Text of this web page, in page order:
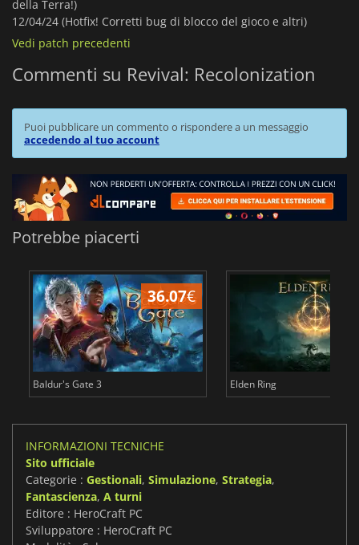
della Terra!)
12/04/24 (Hotfix! Corretti bug di blocco del gioco e altri)
Vedi patch precedenti
Commenti su Revival: Recolonization
Puoi pubblicare un commento o rispondere a un messaggio
accedendo al tuo account
Potrebbe piacerti
36.07€
Baldur's Gate 3 Elden Ring
INFORMAZIONI TECNICHE
Sito ufficiale
Categorie : Gestionali, Simulazione, Strategia,
Fantascienza, A turni
Editore : HeroCraft PC
Sviluppatore : HeroCraft PC